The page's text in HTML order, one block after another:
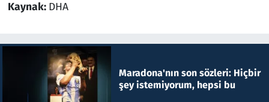
Kaynak: DHA
Maradona'nın son sözleri: Hiçbir
şey istemiyorum, hepsi bu